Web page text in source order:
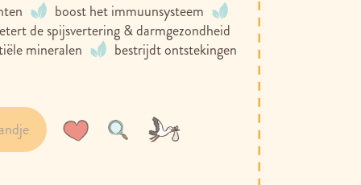
boost het immuunsysteem
de spijsvertering & darmgezondheid
mineralen
bestrijdt ontstekingen
Voeg
Toevoegen